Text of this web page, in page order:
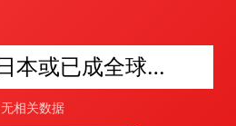
外媒警告日本或已成全球安全重大隐患
无相关数据